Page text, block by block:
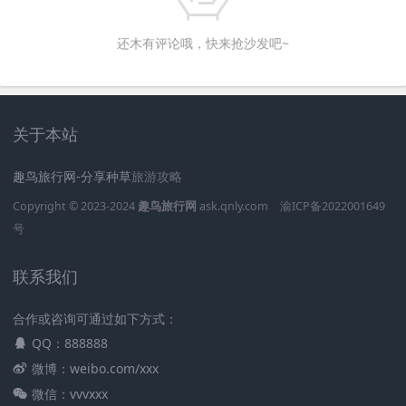
还木有评论哦，快来抢沙发吧~
关于本站
趣鸟旅行网-分享种草旅游攻略
Copyright © 2023-2024 趣鸟旅行网 ask.qnly.com
渝ICP备2022001649
号
联系我们
合作或咨询可通过如下方式：
QQ：888888
微博：weibo.com/xxx
微信：vvvxxx